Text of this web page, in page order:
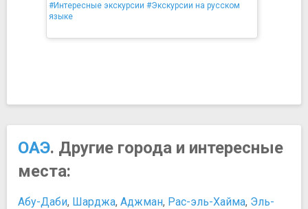
#Интересные экскурсии #Экскурсии на русском
языке
ОАЭ. Другие города и интересные
места:
Абу-Даби, Шарджа, Аджман, Рас-эль-Хайма, Эль-